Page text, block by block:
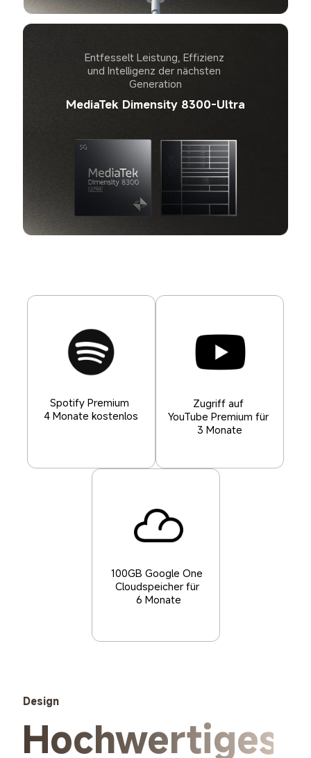
Entfesselt Leistung, Effizienz
und Intelligenz der nächsten
Generation
MediaTek Dimensity 8300-Ultra
Spotify Premium
4 Monate kostenlos
Zugriff auf
YouTube Premium für
3 Monate
100GB Google One
Cloudspeicher für
6 Monate
Design
Hochwertiges